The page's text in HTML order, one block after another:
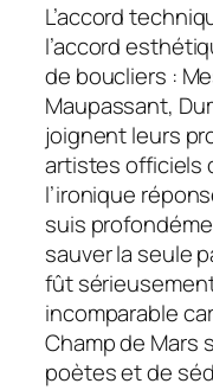
L’accord
l’accord
de boucliers :
Maupassant,
joignent leurs
artistes officiels
l’ironique
suis
sauverla seule
fût
incomparable
Champ de Mars
poètes et de